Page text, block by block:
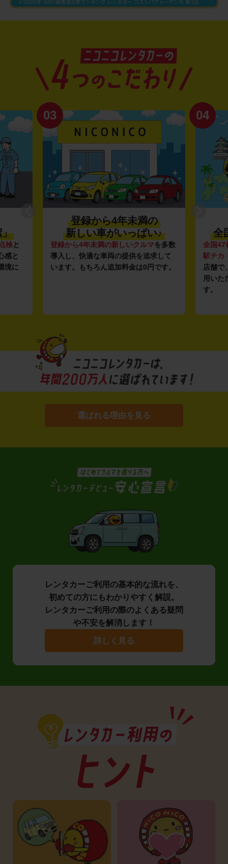
」
検と
感と
境に
03
登録から4年未満の
新しい車がいっぱい♪
登録から4年未満の新しいクルマを多数
導入し、快適な車両の提供を追求して
います。もちろん追加料金は0円です。
04
全
全国47
駅チカ
店舗で
用いた
す。
選ばれる理由を見る
レンタカーご利用の基本的な流れを、
初めての方にもわかりやすく解説。
レンタカーご利用の際のよくある疑問
や不安を解消します！
詳しく見る